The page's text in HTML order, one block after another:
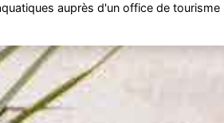
auprès d'un office de